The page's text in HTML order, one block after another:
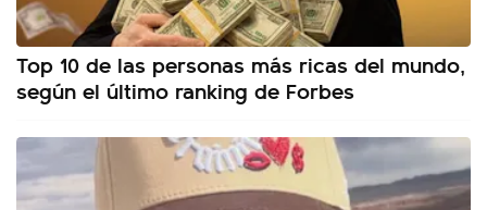
Top 10 de las personas más ricas del mundo,
según el último ranking de Forbes